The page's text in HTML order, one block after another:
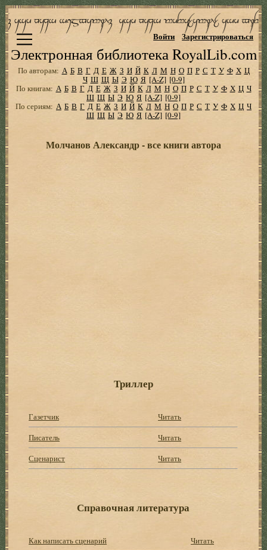
Электронная библиотека RoyalLib.com
Войти Зарегистрироваться
По авторам: А Б В Г Д Е Ж З И Й К Л М Н О П Р С Т У Ф Х Ц
Ч Ш Щ Ы Э Ю Я [A-Z] [0-9]
По книгам: А Б В Г Д Е Ж З И Й К Л М Н О П Р С Т У Ф Х Ц Ч
Ш Щ Ы Э Ю Я [A-Z] [0-9]
По сериям: А Б В Г Д Е Ж З И Й К Л М Н О П Р С Т У Ф Х Ц Ч
Ш Щ Ы Э Ю Я [A-Z] [0-9]
Молчанов Александр - все книги автора
Триллер
Газетчик
Читать
Писатель
Читать
Сценарист
Читать
Справочная литература
Как написать сценарий Читать